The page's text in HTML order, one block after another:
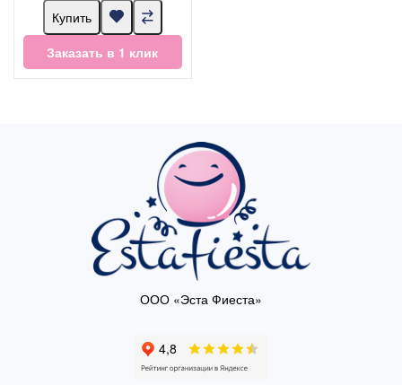
Купить
Заказать в 1 клик
ООО «Эста Фиеста»